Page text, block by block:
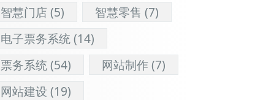
智慧门店(5) 智慧零售 (7)
电子票务系统(14)
票务系统(54) 网站制作(7)
网站建设 (19)